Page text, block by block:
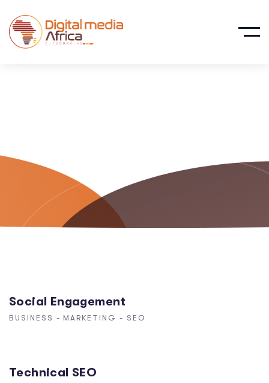
Social Engagement
BUSINESS - MARKETING - SEO
Technical SEO